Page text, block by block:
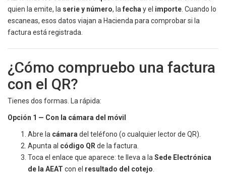
quien la emite, la serie y número, la fecha y el importe . Cuando lo
escaneas, esos datos viajan a Hacienda para comprobar si la
factura está registrada.
¿Cómo compruebo una factura
con el QR?
Tienes dos formas. La rápida:
Opción 1 — Con la cámara del móvil
Abre la cámara del teléfono (o cualquier lector de QR).
Apunta al código QR de la factura.
Toca el enlace que aparece: te lleva a la Sede Electrónica
de la AEAT con el resultado del cotejo